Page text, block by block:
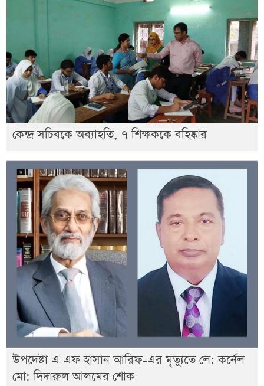
কেন্দ্র সচিবকে অব্যাহতি, ৭ শিক্ষককে বহিষ্কার
উপদেষ্টা এ এফ হাসান আরিফ-এর মৃত্যুতে লে: কর্নেল
মো: দিদারুল আলমের শোক